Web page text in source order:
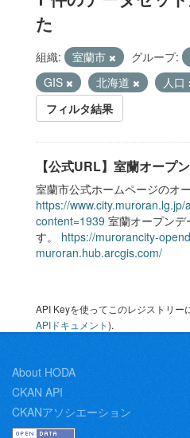
た
組織: 室蘭市 グループ:
GIS
北海道
人口
フィルタ結果
【公式URL】室蘭オープ
室蘭市公式ホームページのオ
https://
content=1939 室蘭オープン
す。 https://murorancity-
muroran.hub.arcgis.com/
API Keyを使ってこのレジストリー
APIドキュメント).
About HODA
CKAN API
CKANアソシエーション